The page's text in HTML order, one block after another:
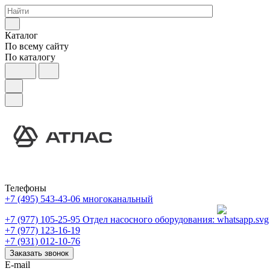
Каталог
По всему сайту
По каталогу
Телефоны
+7 (495) 543-43-06 многоканальный
+7 (977) 105-25-95 Отдел насосного оборудования:
+7 (977) 123-16-19
+7 (931) 012-10-76
Заказать звонок
E-mail